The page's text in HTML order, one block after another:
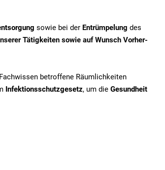
sowie bei der Entrümpelung des
Tätigkeiten sowie auf Wunsch Vorher-
betroffene Räumlichkeiten
Infektionsschutzgesetz, um die Gesundheit